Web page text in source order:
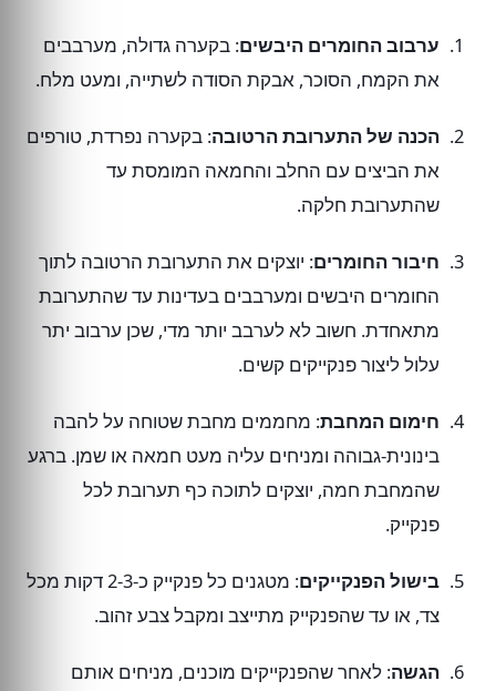
ערבוב החומרים היבשים: בקערה גדולה, מערבבים
את הקמח, הסוכר, אבקת הסודה לשתייה, ומעט מלח.
הכנה של התערובת הרטובה: בקערה נפרדת, טורפים
את הביצים עם החלב והחמאה המומסת עד
שהתערובת חלקה.
חיבור החומרים: יוצקים את התערובת הרטובה לתוך
החומרים היבשים ומערבבים בעדינות עד שהתערובת
מתאחדת. חשוב לא לערבב יותר מדי, שכן ערבוב יתר
עלול ליצור פנקייקים קשים.
חימום המחבת: מחממים מחבת שטוחה על להבה
בינונית-גבוהה ומניחים עליה מעט חמאה או שמן. ברגע
שהמחבת חמה, יוצקים לתוכה כף תערובת לכל
פנקייק.
בישול הפנקייקים
: מטגנים כל פנקייק כ-2-3 דקות מכל
צד, או עד שהפנקייק מתייצב ומקבל צבע זהוב.
הגשה: לאחר שהפנקייקים מוכנים, מניחים אותם